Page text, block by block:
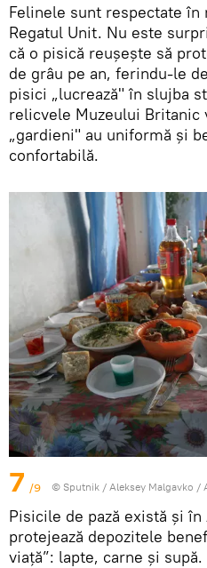
Felinele sunt respectate
Regatul Unit. Nu este
că o pisică reușește să
de grâu pe an, ferindu-le
pisici „lucrează" în slujba
relicvele Muzeului Britanic
„gardieni" au uniformă și
confortabilă.
7 /9 © Sputnik / Aleksey Malgavko /
Pisicile de pază există şi
protejează depozitele
viață”: lapte, carne și supă.